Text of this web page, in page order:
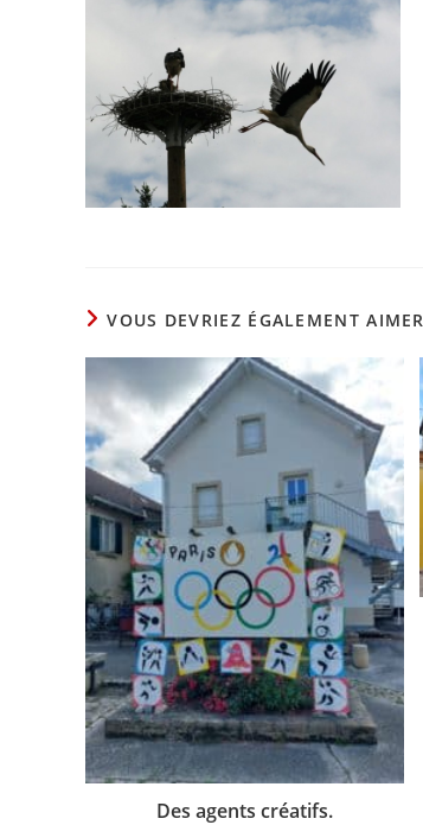
VOUS DEVRIEZ ÉGALEMENT AIMER
Des agents créatifs.